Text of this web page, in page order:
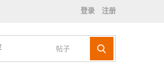
登录 注册
帖子